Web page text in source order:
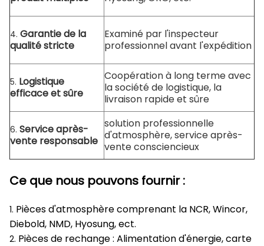
4. Garantie de la
qualité stricte
Examiné par l'inspecteur
professionnel avant l'expédition
5. Logistique
efficace et sûre
Coopération à long terme avec
la société de logistique, la
livraison rapide et sûre
6. Service après-
vente responsable
solution professionnelle
d'atmosphère, service après-
vente consciencieux
Ce que nous pouvons fournir :
1. Pièces d'atmosphère comprenant la NCR, Wincor,
Diebold, NMD, Hyosung, ect.
2. Pièces de rechange : Alimentation d'énergie, carte